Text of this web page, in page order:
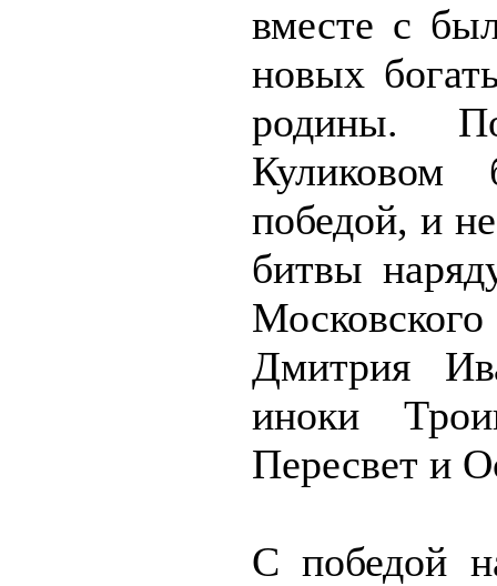
вместе с
новых
родины.
победой, и
битвы
Дмитрия
иноки
Пересвет и
С победой